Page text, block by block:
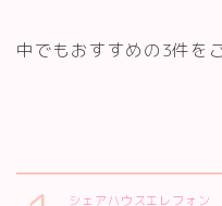
中でもおすすめの3件を
シェアハウスエレフォン